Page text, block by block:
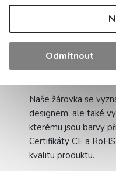
Odmítnout
Objevte nové
Ideální pro obývací
naše žárovka vytváří
ty, kteří oceňují
osvětlení.
Naše žárovka se
designem, ale také
kterému jsou barvy
Certifikáty CE a
kvalitu produktu.